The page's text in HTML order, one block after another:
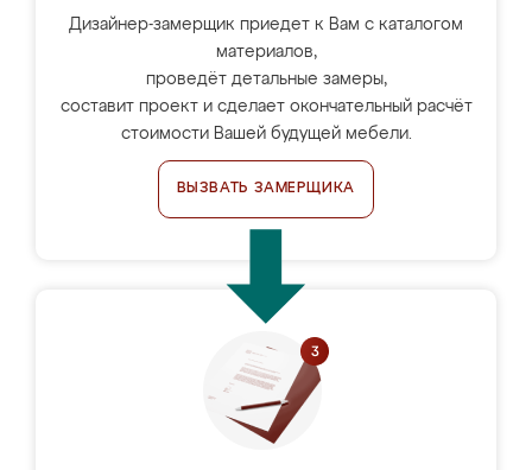
Дизайнер-замерщик приедет к Вам с каталогом
материалов,
проведёт детальные замеры,
составит проект и сделает окончательный расчёт
стоимости Вашей будущей мебели.
ВЫЗВАТЬ ЗАМЕРЩИКА